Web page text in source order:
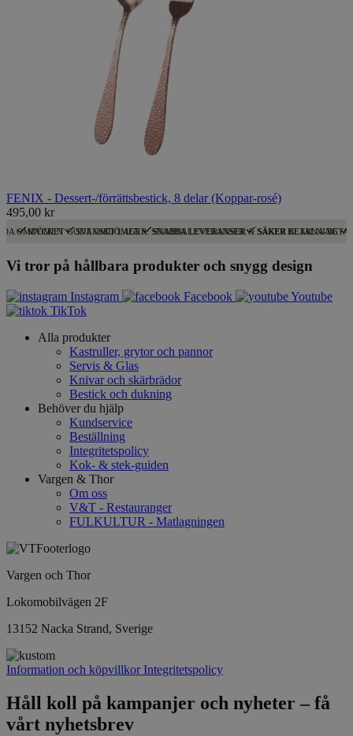
FENIX - Dessert-/förrättsbestick, 8 delar (Koppar-rosé)
495,00 kr
OMDÖMEN SVENSKT LAGER: SNABBA LEVERANSER SÄKER KLARNA-
MYCKET GODA OMDÖMEN SNABBA LEVERANSER & SÄKER BETALNING
Vi tror på hållbara produkter och snygg design
Instagram Facebook
Youtube
TikTok
Alla produkter
Kastruller, grytor och pannor
Servis & Glas
Knivar och skärbrädor
Bestick och dukning
Behöver du hjälp
Kundservice
Beställning
Integritetspolicy
Kok- & stek-guiden
Vargen & Thor
Om oss
V&T - Restauranger
FULKULTUR - Matlagningen
Vargen och Thor
Lokomobilvägen 2F
13152 Nacka Strand, Sverige
Information och köpvillkor Integritetspolicy
Håll koll på kampanjer och nyheter – få
vårt nyhetsbrev